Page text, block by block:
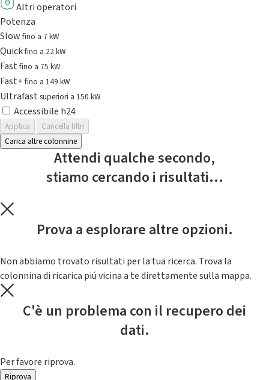
Altri operatori
Potenza
Slowfino a 7 kW
Quickfino a 22 kW
Fastfino a 75 kW
Fast+fino a 149 kW
Ultrafast superiori a 150 kW
Accessibile h24
Applica
Cancella filtri
Carica altre colonnine
Attendi qualche secondo,
stiamo cercando i risultati...
Prova a esplorare altre opzioni.
Non abbiamo trovato risultati per la tua ricerca. Trova la
colonnina di ricarica piú vicina a te direttamente sulla mappa.
C'è un problema con il recupero dei
dati.
Per favore riprova.
Riprova